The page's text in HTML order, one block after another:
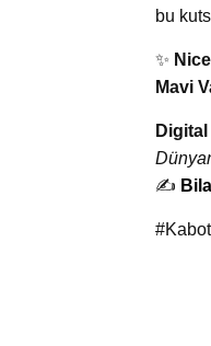
bu
✨
Mavi
✍️